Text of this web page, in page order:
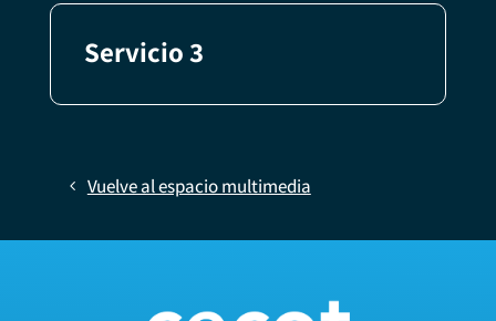
Servicio 3
Vuelve al espacio multimedia